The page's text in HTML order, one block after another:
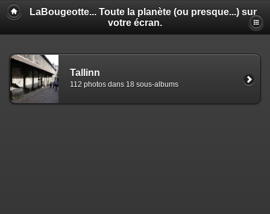
LaBougeotte... Toute la planète (ou presque...) sur
votre écran.
Tallinn
112 photos dans 18 sous-albums